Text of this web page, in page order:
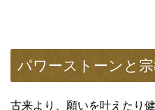
パワーストーンと
古来より、願いを叶えたり